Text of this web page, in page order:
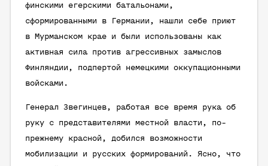
финскими егерскими батальонами,
сформированными в Германии, нашли себе приют
в Мурманском крае и были использованы как
активная сила против агрессивных замыслов
Финляндии, подпертой немецкими оккупационными
войсками.
Генерал Звегинцев, работая все время рука об
руку с представителями местной власти, по-
прежнему красной, добился возможности
мобилизации и русских формирований. Ясно, что